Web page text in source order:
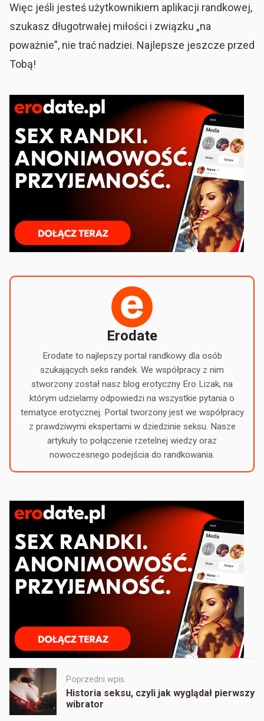
Więc jeśli jesteś użytkownikiem aplikacji randkowej,
szukasz długotrwałej miłości i związku „na
poważnie”, nie trać nadziei. Najlepsze jeszcze przed
Tobą!
Erodate
Erodate to najlepszy portal randkowy dla osób
szukających seks randek. We współpracy z nim
stworzony został nasz blog erotyczny Ero Lizak, na
którym udzielamy odpowiedzi na wszystkie pytania o
tematyce erotycznej. Portal tworzony jest we współpracy
z prawdziwymi ekspertami w dziedzinie seksu. Nasze
artykuły to połączenie rzetelnej wiedzy oraz
nowoczesnego podejścia do randkowania.
Post
navigation
Poprzedni wpis
Historia seksu, czyli jak wyglądał pierwszy
wibrator